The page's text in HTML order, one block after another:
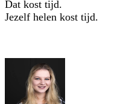
Dat kost tijd.
Jezelf helen kost tijd.